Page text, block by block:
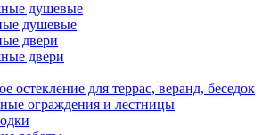
душевые
душевые
двери
двери
остекление для террас, веранд, беседок
ограждения и лестницы